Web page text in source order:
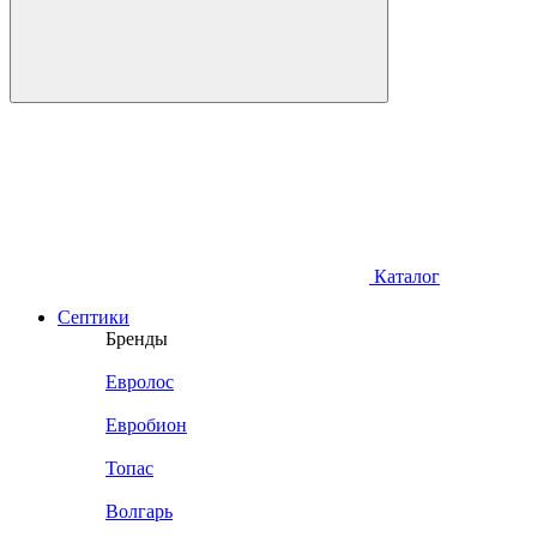
Каталог
Септики
Бренды
Евролос
Евробион
Топас
Волгарь